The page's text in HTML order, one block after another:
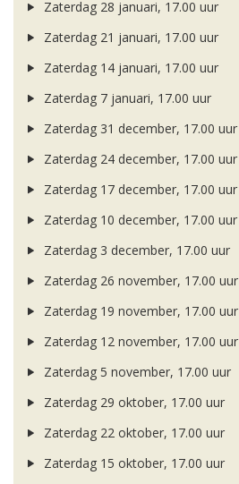
Zaterdag 28 januari, 17.00 uur
Zaterdag 21 januari, 17.00 uur
Zaterdag 14 januari, 17.00 uur
Zaterdag 7 januari, 17.00 uur
Zaterdag 31 december, 17.00 uur
Zaterdag 24 december, 17.00 uur
Zaterdag 17 december, 17.00 uur
Zaterdag 10 december, 17.00 uur
Zaterdag 3 december, 17.00 uur
Zaterdag 26 november, 17.00 uur
Zaterdag 19 november, 17.00 uur
Zaterdag 12 november, 17.00 uur
Zaterdag 5 november, 17.00 uur
Zaterdag 29 oktober, 17.00 uur
Zaterdag 22 oktober, 17.00 uur
Zaterdag 15 oktober, 17.00 uur